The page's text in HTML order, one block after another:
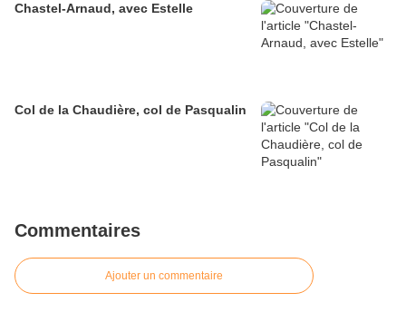
Chastel-Arnaud, avec Estelle
Col de la Chaudière, col de Pasqualin
Commentaires
Ajouter un commentaire